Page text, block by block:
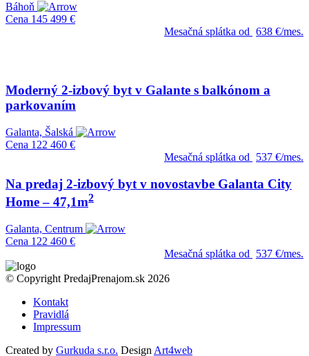
Báhoň
Cena 145 499 €
Mesačná splátka od 638 €/mes.
Moderný 2-izbový byt v Galante s balkónom a
parkovaním
Galanta, Šalská
Cena 122 460 €
Mesačná splátka od
537 €/mes.
Na predaj 2-izbový byt v novostavbe Galanta City
Home – 47,1m2
Galanta, Centrum
Cena 122 460 €
Mesačná splátka od
537 €/mes.
© Copyright PredajPrenajom.sk 2026
Kontakt
Pravidlá
Impressum
Created by Gurkuda s.r.o. Design Art4web